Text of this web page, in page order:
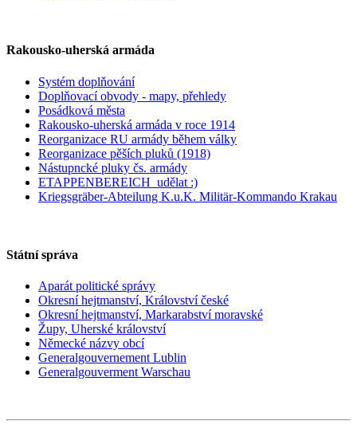
Rakousko-uherská armáda
Systém doplňování
Doplňovací obvody - mapy, přehledy
Posádková města
Rakousko-uherská armáda v roce 1914
Reorganizace RU armády během války
Reorganizace pěších pluků (1918)
Nástupncké pluky čs. armády
ETAPPENBEREICH_udělat :)
Kriegsgräber-Abteilung K.u.K. Militär-Kommando Krakau
Státní správa
Aparát politické správy
Okresní hejtmanství, Království české
Okresní hejtmanství, Markarabství moravské
Župy, Uherské království
Německé názvy obcí
Generalgouvernement Lublin
Generalgouverment Warschau